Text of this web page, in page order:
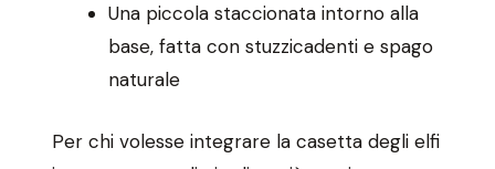
Una piccola staccionata intorno alla
base, fatta con stuzzicadenti e spago
naturale
Per chi volesse integrare la casetta degli elfi